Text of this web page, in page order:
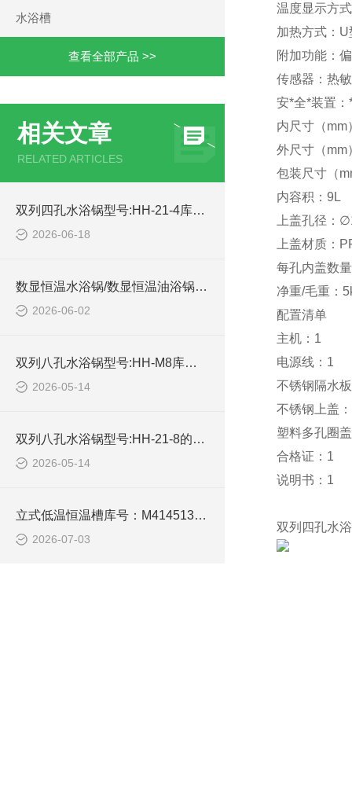
水浴槽
查看全部产品 >>
相关文章
RELATED ARTICLES
双列四孔水浴锅型号:HH-21-4库号：M257156的简单介绍
2026-06-18
数显恒温水浴锅/数显恒温油浴锅型号:WZXHH-SY-1的技术介绍
2026-06-02
双列八孔水浴锅型号:HH-M8库号：M413470的技术介绍
2026-05-14
双列八孔水浴锅型号:HH-21-8的简单介绍
2026-05-14
立式低温恒温槽库号：M414513的技术介绍
2026-07-03
温度显示方
加热方式：U
附加功能：
传感器：热
安*全*装置
内尺寸（mm
外尺寸（mm
包装尺寸（
内容积：9L
上盖孔径：
上盖材质：
每孔内盖数
净重/毛重：
配置清单
主机：1
电源线：1
不锈钢隔水
不锈钢上盖
塑料多孔圈
合格证：1
说明书：1
双列四孔水